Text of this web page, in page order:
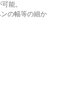
能。
の幅等の細か